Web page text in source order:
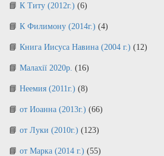
К Титу (2012г.) (6)
К Филимону (2014г.) (4)
Книга Иисуса Навина (2004 г.) (12)
Малахії 2020р. (16)
Неемия (2011г.) (8)
от Иоанна (2013г.) (66)
от Луки (2010г.) (123)
от Марка (2014 г.) (55)